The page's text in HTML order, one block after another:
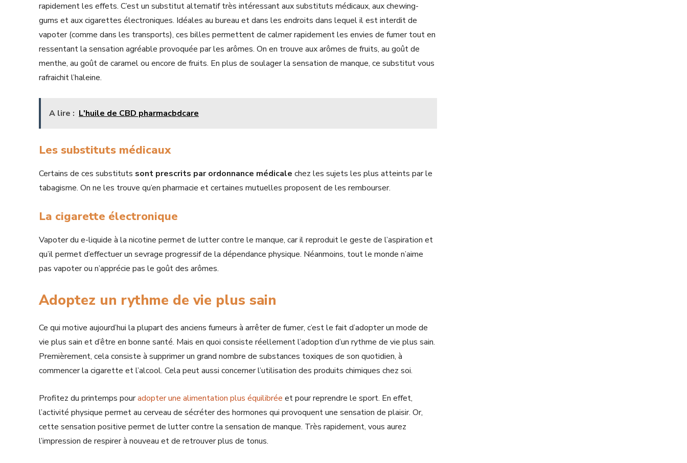
rapidement les effets. C’est un substitut alternatif très intéressant aux substituts médicaux, aux chewing-
gums et aux cigarettes électroniques. Idéales au bureau et dans les endroits dans lequel il est interdit de
vapoter (comme dans les transports), ces billes permettent de calmer rapidement les envies de fumer tout en
ressentant la sensation agréable provoquée par les arômes. On en trouve aux arômes de fruits, au goût de
menthe, au goût de caramel ou encore de fruits. En plus de soulager la sensation de manque, ce substitut vous
rafraichit l’haleine.
A lire : L'huile de CBD pharmacbdcare
Les substituts médicaux
Certains de ces substituts sont prescrits par ordonnance médicale chez les sujets les plus atteints par le
tabagisme. On ne les trouve qu’en pharmacie et certaines mutuelles proposent de les rembourser.
La cigarette électronique
Vapoter du e-liquide à la nicotine permet de lutter contre le manque, car il reproduit le geste de l’aspiration et
qu’il permet d’effectuer un sevrage progressif de la dépendance physique. Néanmoins, tout le monde n’aime
pas vapoter ou n’apprécie pas le goût des arômes.
Adoptez un rythme de vie plus sain
Ce qui motive aujourd’hui la plupart des anciens fumeurs à arrêter de fumer, c’est le fait d’adopter un mode de
vie plus sain et d’être en bonne santé. Mais en quoi consiste réellement l’adoption d’un rythme de vie plus sain.
Premièrement, cela consiste à supprimer un grand nombre de substances toxiques de son quotidien, à
commencer la cigarette et l’alcool. Cela peut aussi concerner l’utilisation des produits chimiques chez soi.
Profitez du printemps pouradopter une alimentation plus équilibrée et pour reprendre le sport. En effet,
l’activité physique permet au cerveau de sécréter des hormones qui provoquent une sensation de plaisir. Or,
cette sensation positive permet de lutter contre la sensation de manque. Très rapidement, vous aurez
l’impression de respirer à nouveau et de retrouver plus de tonus.